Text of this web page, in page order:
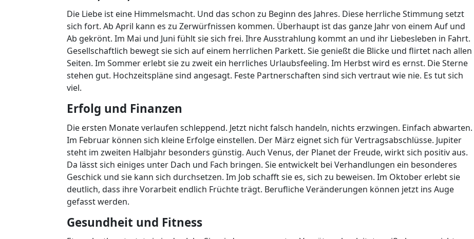
Die Liebe ist eine Himmelsmacht. Und das schon zu Beginn des Jahres. Diese herrliche Stimmung setzt
sich fort. Ab April kann es zu Zerwürfnissen kommen. Überhaupt ist das ganze Jahr von einem Auf und
Ab gekrönt. Im Mai und Juni fühlt sie sich frei. Ihre Ausstrahlung kommt an und ihr Liebesleben in Fahrt.
Gesellschaftlich bewegt sie sich auf einem herrlichen Parkett. Sie genießt die Blicke und flirtet nach allen
Seiten. Im Sommer erlebt sie zu zweit ein herrliches Urlaubsfeeling. Im Herbst wird es ernst. Die Sterne
stehen gut. Hochzeitspläne sind angesagt. Feste Partnerschaften sind sich vertraut wie nie. Es tut sich
viel.
Erfolg und Finanzen
Die ersten Monate verlaufen schleppend. Jetzt nicht falsch handeln, nichts erzwingen. Einfach abwarten.
Im Februar können sich kleine Erfolge einstellen. Der März eignet sich für Vertragsabschlüsse. Jupiter
steht im zweiten Halbjahr besonders günstig. Auch Venus, der Planet der Freude, wirkt sich positiv aus.
Da lässt sich einiges unter Dach und Fach bringen. Sie entwickelt bei Verhandlungen ein besonderes
Geschick und sie kann sich durchsetzen. Im Job schafft sie es, sich zu beweisen. Im Oktober erlebt sie
deutlich, dass ihre Vorarbeit endlich Früchte trägt. Berufliche Veränderungen können jetzt ins Auge
gefasst werden.
Gesundheit und Fitness